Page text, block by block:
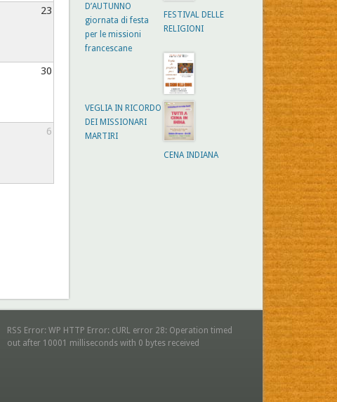
23
30
6
D’AUTUNNO
giornata di festa
per le missioni
francescane
FESTIVAL DELLE
RELIGIONI
VEGLIA IN RICORDO
DEI MISSIONARI
MARTIRI
CENA INDIANA
RSS Error: WP HTTP Error: cURL error 28: Operation timed
out after 10001 milliseconds with 0 bytes received